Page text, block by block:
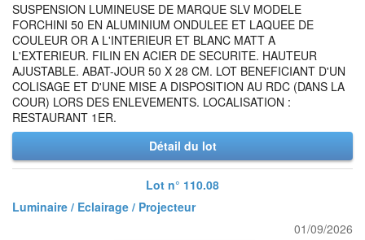
SUSPENSION LUMINEUSE DE MARQUE SLV MODELE
FORCHINI 50 EN ALUMINIUM ONDULEE ET LAQUEE DE
COULEUR OR A L'INTERIEUR ET BLANC MATT A
L'EXTERIEUR. FILIN EN ACIER DE SECURITE. HAUTEUR
AJUSTABLE. ABAT-JOUR 50 X 28 CM. LOT BENEFICIANT D'UN
COLISAGE ET D'UNE MISE A DISPOSITION AU RDC (DANS LA
COUR) LORS DES ENLEVEMENTS. LOCALISATION :
RESTAURANT 1ER.
Détail du lot
Lot n° 110.08
Luminaire / Eclairage / Projecteur
01/09/2026